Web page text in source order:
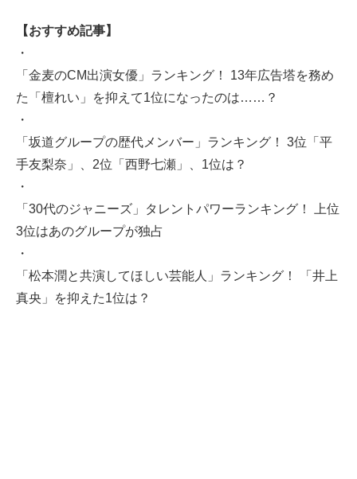
【おすすめ記事】
・
「金麦のCM出演女優」ランキング！ 13年広告塔を務め
た「檀れい」を抑えて1位になったのは……？
・
「坂道グループの歴代メンバー」ランキング！ 3位「平
手友梨奈」、2位「西野七瀬」、1位は？
・
「30代のジャニーズ」タレントパワーランキング！ 上位
3位はあのグループが独占
・
「松本潤と共演してほしい芸能人」ランキング！ 「井上
真央」を抑えた1位は？